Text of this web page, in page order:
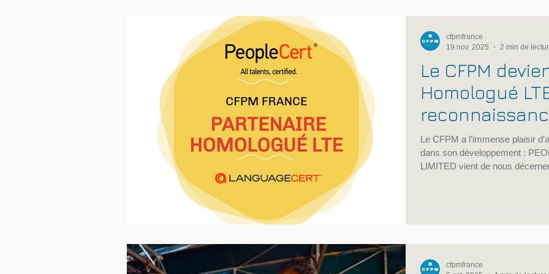
Le CFPM
Homologué
majeure pour
en anglais !
Le CFPM a l’immense plaisir
dans son développement :
LIMITED vient de nous
cfpmfrance
19 nov. 2025
2 min de
cfpmfrance